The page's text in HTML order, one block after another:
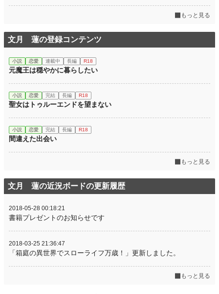
累計ポイント 19,125 pt (72,584 位)
もっと見る
文月 蓮の登録コンテンツ
小説 恋愛 連載中 長編 R18
元魔王は穏やかに暮らしたい
小説 恋愛 完結 長編 R18
聖女はトゥルーエンドを望まない
小説 恋愛 完結 長編 R18
間違えた出会い
もっと見る
文月 蓮の近況ボードの更新履歴
2018-05-28 00:18:21
書籍プレゼントのお知らせです
2018-03-25 21:36:47
「箱庭の異世界でスローライフ万歳！」更新しました。
もっと見る